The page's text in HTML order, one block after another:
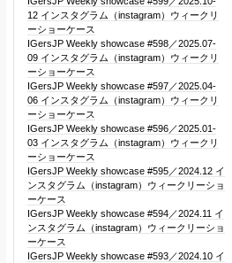
12 インスタグラム（instagram）ウィークリ
ーショーケース
IGersJP Weekly showcase #598／2025.07-
09 インスタグラム（instagram）ウィークリ
ーショーケース
IGersJP Weekly showcase #597／2025.04-
06 インスタグラム（instagram）ウィークリ
ーショーケース
IGersJP Weekly showcase #596／2025.01-
03 インスタグラム（instagram）ウィークリ
ーショーケース
IGersJP Weekly showcase #595／2024.12 イ
ンスタグラム（instagram）ウィークリーショ
ーケース
IGersJP Weekly showcase #594／2024.11 イ
ンスタグラム（instagram）ウィークリーショ
ーケース
IGersJP Weekly showcase #593／2024.10 イ